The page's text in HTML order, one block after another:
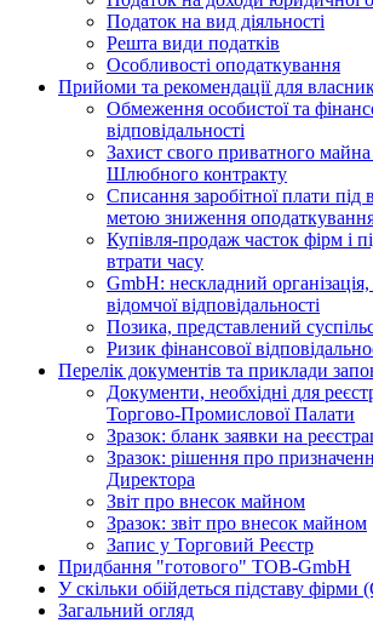
Податок на вид діяльності
Решта види податків
Особливості оподаткування
Прийоми та рекомендації для
Обмеження особистої та
відповідальності
Захист свого приватного
Шлюбного контракту
Списання заробітної плати під
метою зниження
Купівля-продаж часток фірм і
втрати часу
GmbH: нескладний організація,
відомчої відповідальності
Позика, представлений
Ризик фінансової
Перелік документів та приклади
Документи, необхідні для
Торгово-Промислової Палати
Зразок: бланк заявки на
Зразок: рішення про
Директора
Звіт про внесок майном
Зразок: звіт про внесок майном
Запис у Торговий Реєстр
Придбання "готового" ​​ТОВ-GmbH
У скільки обійдеться підставу фірми
Загальний огляд